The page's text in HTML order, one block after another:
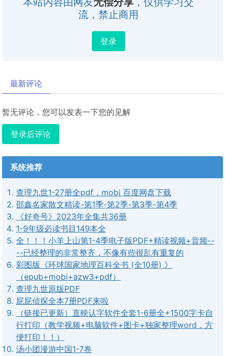
流，禁止商用
登录
最新评论
暂无评论，您可以发表一下您的见解
登录后评论
系统推荐
查理九世1-27册全pdf，mobi 百度网盘下载
邵鑫名家散文精读-第1季-第2季-第3季-第4季
《好奇号》2023年全集共36册
1-9年级必读书目149本全
全！！！小羊上山第1-4季电子版PDF+精读视频+音频--
--已经整理的非常整齐，不像有些很乱有重复的
彩图版《环球国家地理百科全书 (全10册) 》
（epub+mobi+azw3+pdf）
查理九世原版PDF
屁屁侦探全本7册PDF来啦
（链接已更新）直映认字软件全套1-6册全+1500字卡自
行打印（教学视频+电脑软件+图卡+独家整理word，方
便打印！！）
汤小团漫游中国1-7卷